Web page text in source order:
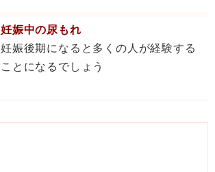
妊娠中の尿もれ
妊娠後期になると多くの人が経験する
ことになるでしょう